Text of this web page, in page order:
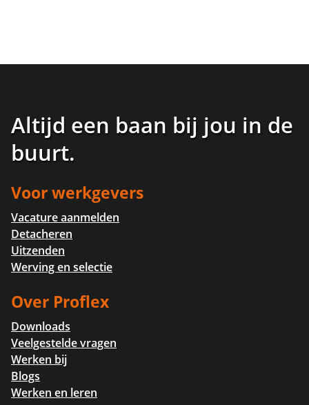
Altijd een baan bij jou in de
buurt.
Voor werkgevers
Vacature aanmelden
Detacheren
Uitzenden
Werving en selectie
Over Proflex
Downloads
Veelgestelde vragen
Werken bij
Blogs
Werken en leren